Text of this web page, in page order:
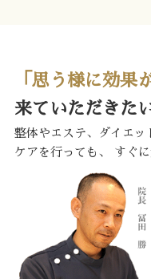
「思う様に効果
来ていただきた
整体やエステ、ダイエッ
ケアを行っても、
すぐ